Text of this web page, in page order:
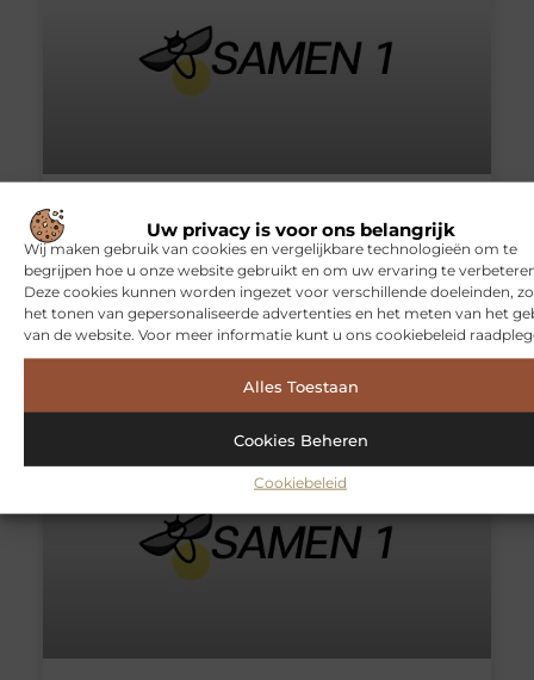
Uw privacy is voor ons belangrijk
Wij maken gebruik van cookies en vergelijkbare technologieën om te
begrijpen hoe u onze website gebruikt en om uw ervaring te
Deze cookies kunnen worden ingezet voor verschillende doeleinden,
het tonen van gepersonaliseerde advertenties en het meten van het
van de website. Voor meer informatie kunt u ons cookiebeleid
Alles Toestaan
Cookies Beheren
Cookiebeleid
geschikte makelaar?
Het vinden van een geschikte makelaar kan een moeilijk
klusje zijn als je niet geïnformeerd bent. Lees je daarom
goed in als je overweegt een makelaar in te schakelen.
De keuze voor een makelaar is zeer bepalend voor voor